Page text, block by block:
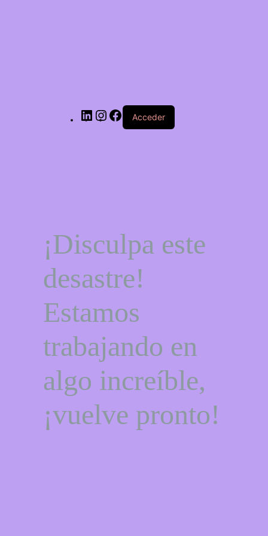
Acceder
¡Disculpa este
desastre!
Estamos
trabajando en
algo increíble,
¡vuelve pronto!